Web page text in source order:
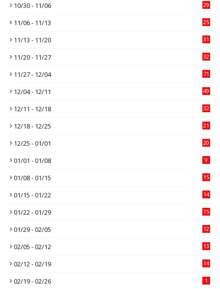
10/30 - 11/06 29
11/06 - 11/13 25
11/13 - 11/20 31
11/20 - 11/27 32
11/27 - 12/04 71
12/04 - 12/11 49
12/11 - 12/18 32
12/18 - 12/25 21
12/25 - 01/01 20
01/01 - 01/08 9
01/08 - 01/15 15
01/15 - 01/22 14
01/22 - 01/29 15
01/29 - 02/05 12
02/05 - 02/12 13
02/12 - 02/19 14
02/19 - 02/26 1